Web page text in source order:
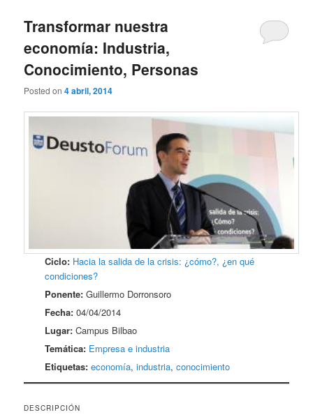
Transformar nuestra
economía: Industria,
Conocimiento, Personas
Posted on4 abril, 2014
Ciclo: Hacia la salida de la crisis: ¿cómo?, ¿en qué
condiciones?
Ponente: Guillermo Dorronsoro
Fecha: 04/04/2014
Lugar: Campus Bilbao
Temática: Empresa e industria
Etiquetas: economía,industria,conocimiento
DESCRIPCIÓN